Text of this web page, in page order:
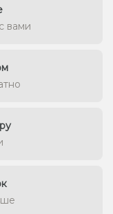
вами